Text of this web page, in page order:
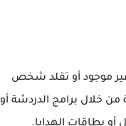
موجود أو تقلد شخص
خلال برامج الدردشة أو
أو بطاقات الهدايا.